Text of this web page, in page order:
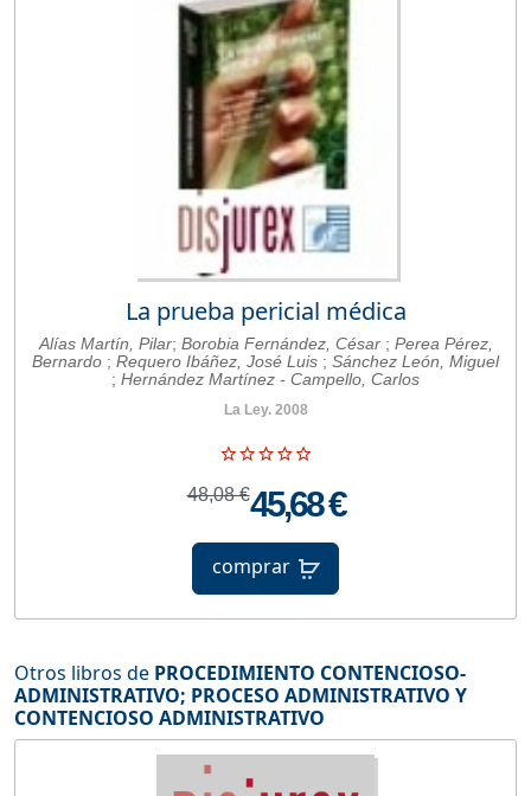
La prueba pericial médica
Alías Martín, Pilar; Borobia Fernández, César ; Perea Pérez,
Bernardo ; Requero Ibáñez, José Luis ; Sánchez León, Miguel
; Hernández Martínez - Campello, Carlos
La Ley. 2008
48,08 €45,68 €
comprar
Otros libros de PROCEDIMIENTO CONTENCIOSO-
ADMINISTRATIVO; PROCESO ADMINISTRATIVO Y
CONTENCIOSO ADMINISTRATIVO